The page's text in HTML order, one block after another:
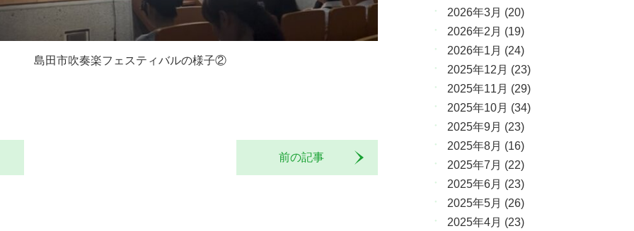
島田市吹奏楽フェスティバルの様子②
前の記事
2026年3月 (20)
2026年2月 (19)
2026年1月 (24)
2025年12月 (23)
2025年11月 (29)
2025年10月 (34)
2025年9月 (23)
2025年8月 (16)
2025年7月 (22)
2025年6月 (23)
2025年5月 (26)
2025年4月 (23)